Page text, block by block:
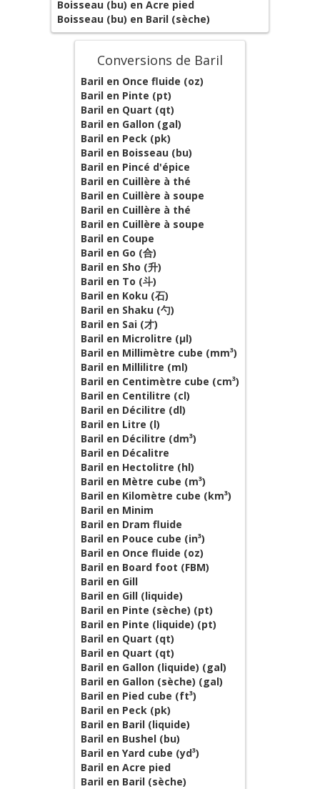
Boisseau (bu) en Acre pied
Boisseau (bu) en Baril (sèche)
Conversions de Baril
Baril en Once fluide (oz)
Baril en Pinte (pt)
Baril en Quart (qt)
Baril en Gallon (gal)
Baril en Peck (pk)
Baril en Boisseau (bu)
Baril en Pincé d'épice
Baril en Cuillère à thé
Baril en Cuillère à soupe
Baril en Cuillère à thé
Baril en Cuillère à soupe
Baril en Coupe
Baril en Go (合)
Baril en Sho (升)
Baril en To (斗)
Baril en Koku (石)
Baril en Shaku (勺)
Baril en Sai (才)
Baril en Microlitre (µl)
Baril en Millimètre cube (mm³)
Baril en Millilitre (ml)
Baril en Centimètre cube (cm³)
Baril en Centilitre (cl)
Baril en Décilitre (dl)
Baril en Litre (l)
Baril en Décilitre (dm³)
Baril en Décalitre
Baril en Hectolitre (hl)
Baril en Mètre cube (m³)
Baril en Kilomètre cube (km³)
Baril en Minim
Baril en Dram fluide
Baril en Pouce cube (in³)
Baril en Once fluide (oz)
Baril en Board foot (FBM)
Baril en Gill
Baril en Gill (liquide)
Baril en Pinte (sèche) (pt)
Baril en Pinte (liquide) (pt)
Baril en Quart (qt)
Baril en Quart (qt)
Baril en Gallon (liquide) (gal)
Baril en Gallon (sèche) (gal)
Baril en Pied cube (ft³)
Baril en Peck (pk)
Baril en Baril (liquide)
Baril en Bushel (bu)
Baril en Yard cube (yd³)
Baril en Acre pied
Baril en Baril (sèche)